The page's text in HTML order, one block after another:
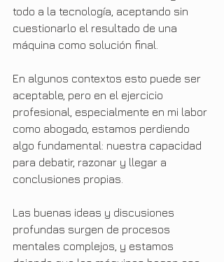
todo a la tecnología, aceptando sin
cuestionarlo el resultado de una
máquina como solución final.
En algunos contextos esto puede ser
aceptable, pero en el ejercicio
profesional, especialmente en mi labor
como abogado, estamos perdiendo
algo fundamental: nuestra capacidad
para debatir, razonar y llegar a
conclusiones propias.
Las buenas ideas y discusiones
profundas surgen de procesos
mentales complejos, y estamos